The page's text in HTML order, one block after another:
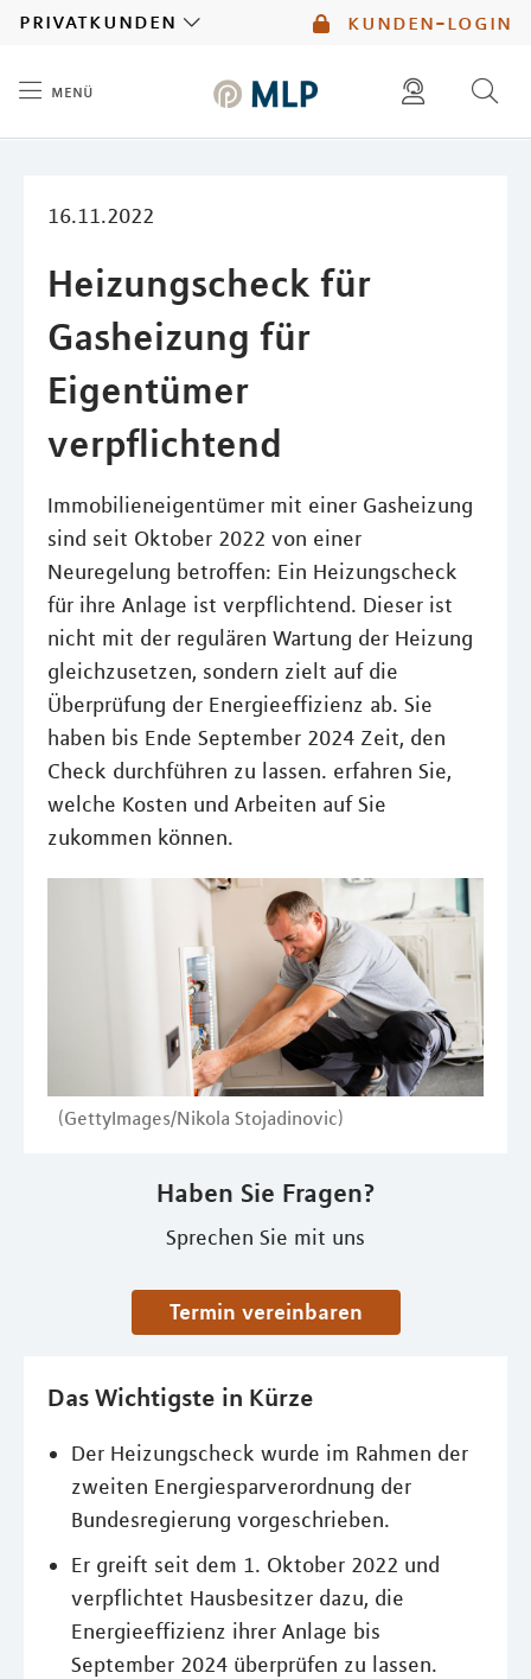
kunden-login
privatkunden
menü
16.11.2022
Heizungscheck für
Gasheizung für
Eigentümer
verpflichtend
Immobilieneigentümer mit einer Gasheizung
sind seit Oktober 2022 von einer
Neuregelung betroffen: Ein Heizungscheck
für ihre Anlage ist verpflichtend. Dieser ist
nicht mit der regulären Wartung der Heizung
gleichzusetzen, sondern zielt auf die
Überprüfung der Energieeffizienz ab. Sie
haben bis Ende September 2024 Zeit, den
Check durchführen zu lassen. erfahren Sie,
welche Kosten und Arbeiten auf Sie
zukommen können.
(GettyImages/Nikola Stojadinovic)
Haben Sie Fragen?
Sprechen Sie mit uns
Termin vereinbaren
Das Wichtigste in Kürze
Der Heizungscheck wurde im Rahmen der
zweiten Energiesparverordnung der
Bundesregierung vorgeschrieben.
Er greift seit dem 1. Oktober 2022 und
verpflichtet Hausbesitzer dazu, die
Energieeffizienz ihrer Anlage bis
September 2024 überprüfen zu lassen.